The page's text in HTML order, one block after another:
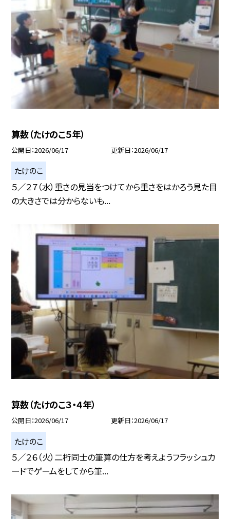
算数（たけのこ５年）
公開日 2026/06/17 更新日 2026/06/17
たけのこ
５／２７（水）重さの見当をつけてから重さをはかろう見た目
の大きさでは分からないも...
算数（たけのこ３・４年）
公開日 2026/06/17 更新日 2026/06/17
たけのこ
５／２６（火）二桁同士の筆算の仕方を考えようフラッシュカ
ードでゲームをしてから筆...